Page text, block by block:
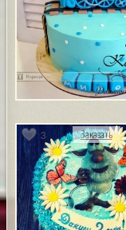
3 Заказать